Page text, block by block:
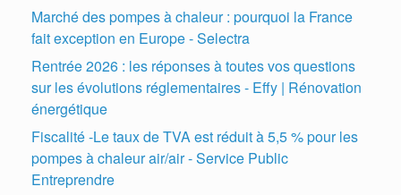
Marché des pompes à chaleur : pourquoi la France
fait exception en Europe - Selectra
Rentrée 2026 : les réponses à toutes vos questions
sur les évolutions réglementaires - Effy | Rénovation
énergétique
Fiscalité -Le taux de TVA est réduit à 5,5 % pour les
pompes à chaleur air/air - Service Public
Entreprendre